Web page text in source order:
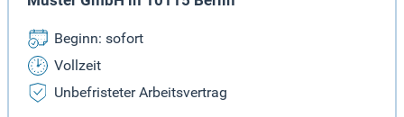
Beginn: sofort
Vollzeit
Unbefristeter Arbeitsvertrag